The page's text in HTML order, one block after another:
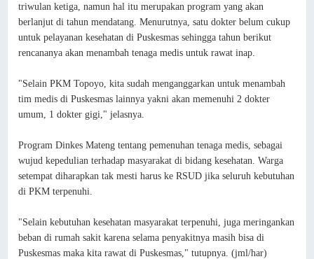
triwulan ketiga, namun hal itu merupakan program yang akan
berlanjut di tahun mendatang. Menurutnya, satu dokter belum cukup
untuk pelayanan kesehatan di Puskesmas sehingga tahun berikut
rencananya akan menambah tenaga medis untuk rawat inap.
"Selain PKM Topoyo, kita sudah menganggarkan untuk menambah
tim medis di Puskesmas lainnya yakni akan memenuhi 2 dokter
umum, 1 dokter gigi," jelasnya.
Program Dinkes Mateng tentang pemenuhan tenaga medis, sebagai
wujud kepedulian terhadap masyarakat di bidang kesehatan. Warga
setempat diharapkan tak mesti harus ke RSUD jika seluruh kebutuhan
di PKM terpenuhi.
"Selain kebutuhan kesehatan masyarakat terpenuhi, juga meringankan
beban di rumah sakit karena selama penyakitnya masih bisa di
Puskesmas maka kita rawat di Puskesmas," tutupnya. (jml/har)